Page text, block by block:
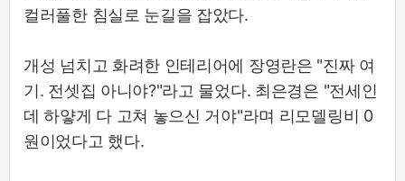
컬러풀한 침실로 눈길을 잡았다.
개성 넘치고 화려한 인테리어에 장영란은 "진짜 여
기. 전셋집 아니야?"라고 물었다. 최은경은 "전세인
데 하얗게 다 고쳐 놓으신 거야"라며 리모델링비 0
원이었다고 했다.